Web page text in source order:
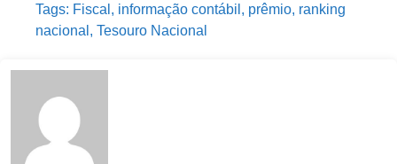
Tags: Fiscal , informação contábil , prêmio, ranking
nacional , Tesouro Nacional